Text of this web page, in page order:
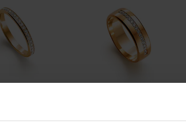
0,44 ct
Saga 0,16 ct rödguld